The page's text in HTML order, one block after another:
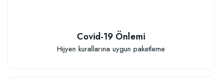
600,37 TL
Covid-19 Önlemi
Hijyen kurallarına uygun paketleme